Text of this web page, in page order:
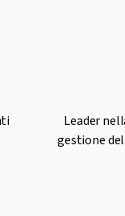
Leader
gestione